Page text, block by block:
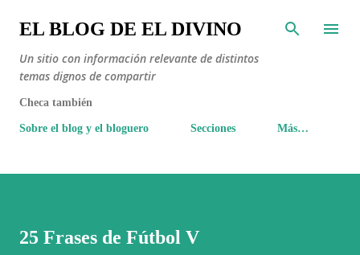
Ir al contenido principal
EL BLOG DE EL DIVINO
Un sitio con información relevante de distintos
temas dignos de compartir
Checa también
Sobre el blog y el bloguero Secciones Más…
25 Frases de Fútbol V